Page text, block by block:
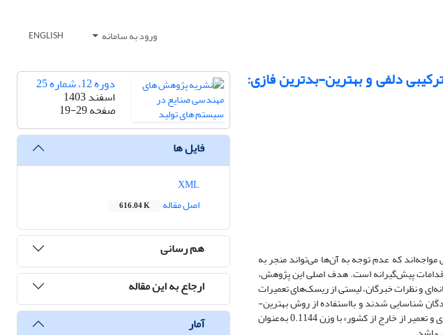
ورود به سامانه ENGLISH
دلفی و بهترین-بدترین فازی:
که عدم توجه به آن‌ها می‌تواند منجر به
پیش‌گیرانه است. هدف اصلی این پژوهش،
و نظرات خبرگان، لیستی از ریسک‌های تعمیرات
پتروشیمی لردگان شناسایی شدند و بااستفاده از روش بهترین-
بدترین فازی و بااستفاده از نرم‌افزار لینگو مورد ارزیابی قرار گرفتند. نتایج نشان‌داد که شاخص «تأخیر در تأمین تجهیزات نگهداری و تعمیر از خارج از کشور» با وزن 0.1144 به‌عنوان
دوره 12، شماره 25
اسفند 1403
صفحه19-29
فایل ها
اصل مقاله
616.04 K
هم رسانی
ارجاع به این مقاله
آمار